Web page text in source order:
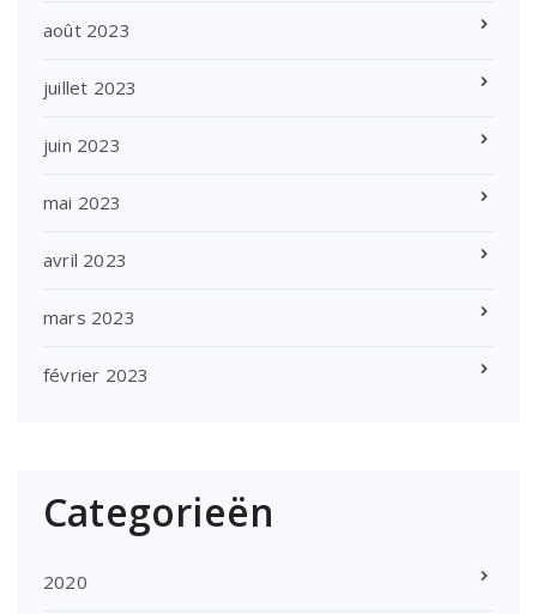
août 2023
juillet 2023
juin 2023
mai 2023
avril 2023
mars 2023
février 2023
Categorieën
2020